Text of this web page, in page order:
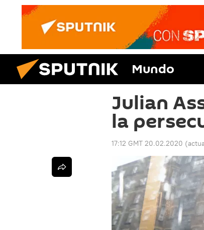
Mundo
Julian
la
17:12 GMT 20.02.2020